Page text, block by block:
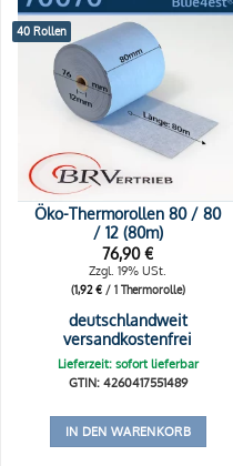
40 Rollen
Öko-Thermorollen 80 / 80
/ 12 (80m)
76,90€
Zzgl. 19% USt.
(1,92€/ 1 Thermorolle)
deutschlandweit
versandkostenfrei
Lieferzeit: sofort lieferbar
GTIN: 4260417551489
IN DEN WARENKORB